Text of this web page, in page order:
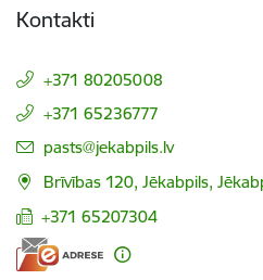
Kontakti
+371 80205008
+371 65236777
E-pasts:
pasts@jekabpils.lv
Brīvības 120, Jēkabpils,
+371 65207304